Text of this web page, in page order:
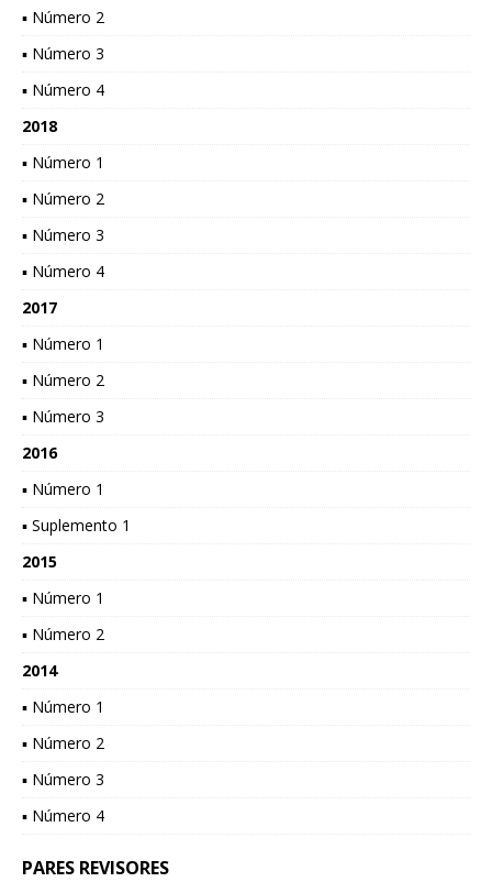
▪ Número 2
▪ Número 3
▪ Número 4
2018
▪ Número 1
▪ Número 2
▪ Número 3
▪ Número 4
2017
▪ Número 1
▪ Número 2
▪ Número 3
2016
▪ Número 1
▪ Suplemento 1
2015
▪ Número 1
▪ Número 2
2014
▪ Número 1
▪ Número 2
▪ Número 3
▪ Número 4
PARES REVISORES